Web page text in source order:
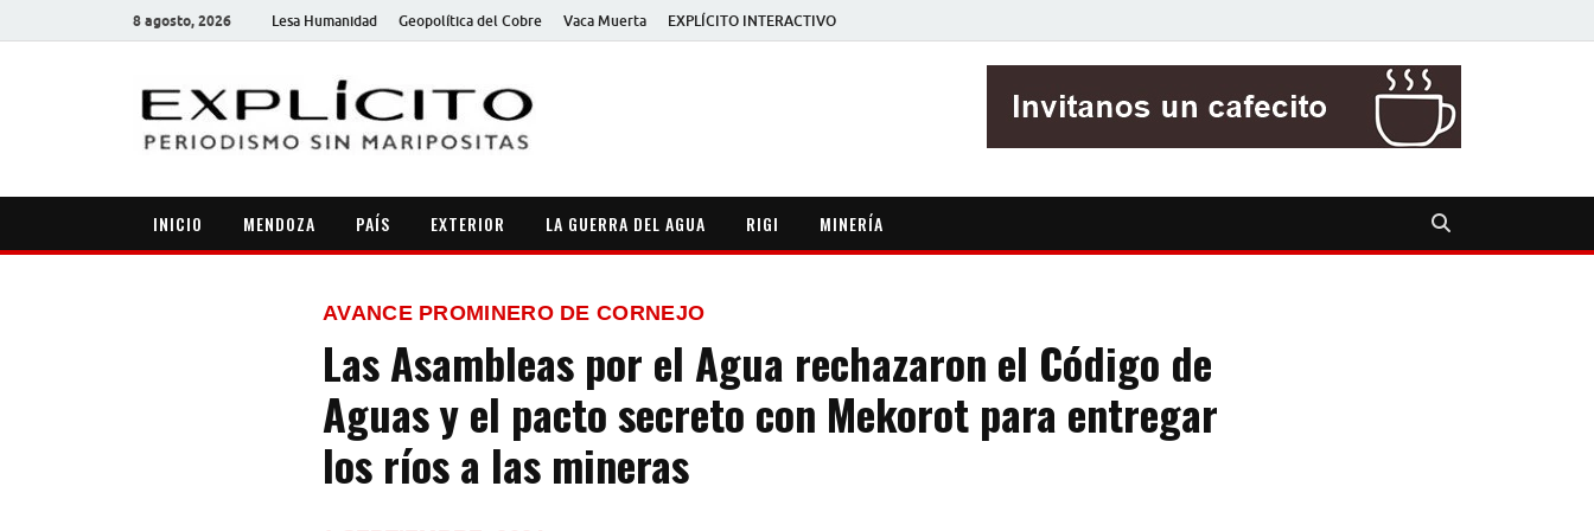
8 agosto, 2026 Lesa Humanidad Geopolítica del Cobre Vaca Muerta EXPLÍCITO INTERACTIVO
INICIO MENDOZA PAÍS EXTERIOR LA GUERRA DEL AGUA RIGI MINERÍA
AVANCE PROMINERO DE CORNEJO
Las Asambleas por el Agua rechazaron el Código de
Aguas y el pacto secreto con Mekorot para entregar
los ríos a las mineras